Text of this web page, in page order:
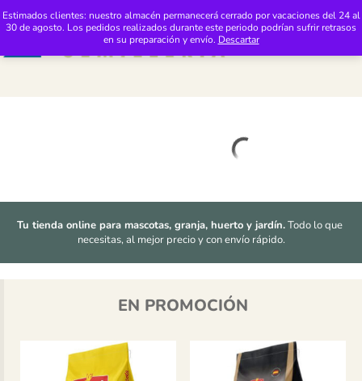
Estimados clientes: nuestro almacén permanecerá cerrado por vacaciones del 24 al
30 de agosto. Los pedidos realizados durante este periodo podrían sufrir retrasos
en su preparación y envío. Descartar
Tu tienda online para mascotas, granja, huerto y jardín. Todo lo que
necesitas, al mejor precio y con envío rápido.
EN PROMOCIÓN